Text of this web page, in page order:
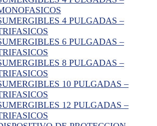
4 PULGADAS –
6 PULGADAS –
8 PULGADAS –
10 PULGADAS –
12 PULGADAS –